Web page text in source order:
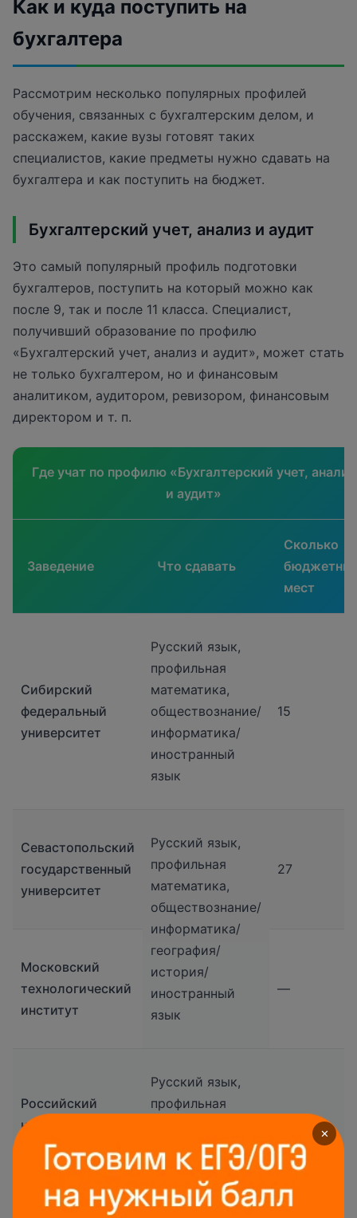
Как и куда поступить на
бухгалтера
Рассмотрим несколько популярных профилей
обучения, связанных с бухгалтерским делом, и
расскажем, какие вузы готовят таких
специалистов, какие предметы нужно сдавать на
бухгалтера и как поступить на бюджет.
Бухгалтерский учет, анализ и аудит
Это самый популярный профиль подготовки
бухгалтеров, поступить на который можно как
после 9, так и после 11 класса. Специалист,
получивший образование по профилю
«Бухгалтерский учет, анализ и аудит», может стать
не только бухгалтером, но и финансовым
аналитиком, аудитором, ревизором, финансовым
директором и т. п.
Где учат по профилю «Бухгалтерский учет, анализ
и аудит»
Заведение Что сдавать
Сколько
мест
Сибирский
федеральный
университет
Русский язык,
профильная
математика,
обществознание/
информатика/
иностранный
язык
15
Севастопольский
государственный
университет
Русский язык,
профильная
математика,
обществознание/
информатика/
география/
история/
иностранный
язык
27
Московский
технологический
институт
—
Российский
новый
университет
Русский язык,
профильная
обществознание/
история
✕